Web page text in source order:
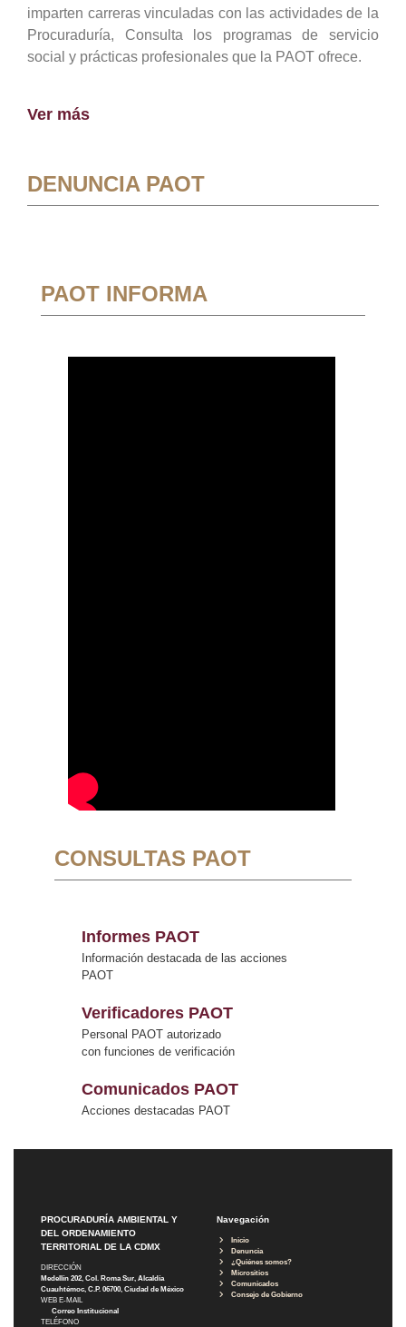
imparten carreras vinculadas con las actividades de la
Procuraduría, Consulta los programas de servicio
social y prácticas profesionales que la PAOT ofrece.
Ver más
DENUNCIA PAOT
PAOT INFORMA
CONSULTAS PAOT
Informes PAOT
Información destacada de las acciones
PAOT
Verificadores PAOT
Personal PAOT autorizado
con funciones de verificación
Comunicados PAOT
Acciones destacadas PAOT
PROCURADURÍA AMBIENTAL Y
DEL ORDENAMIENTO
TERRITORIAL DE LA CDMX
DIRECCIÓN
Medellín 202, Col. Roma Sur, Alcaldía
Cuauhtémoc, C.P. 06700, Ciudad de México
WEB E-MAIL
Correo Institucional
TELÉFONO
Navegación
Inicio
Denuncia
¿Quiénes somos?
Micrositios
Comunicados
Consejo de Gobierno